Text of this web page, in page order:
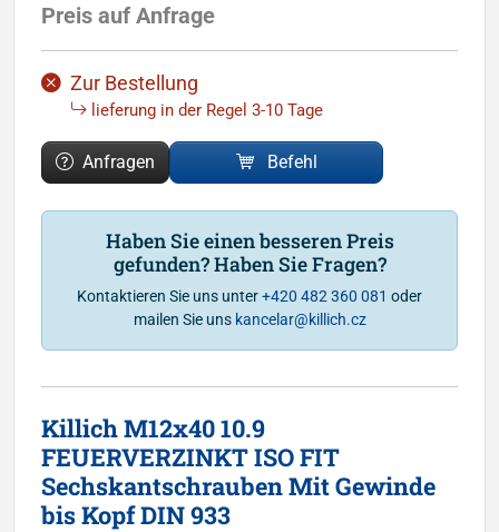
Preis auf Anfrage
Zur Bestellung
lieferung in der Regel 3-10 Tage
Anfragen Befehl
Haben Sie einen besseren Preis
gefunden? Haben Sie Fragen?
Kontaktieren Sie uns unter+420 482 360 081 oder
mailen Sie uns kancelar@killich.cz
Killich M12x40 10.9
FEUERVERZINKT ISO FIT
Sechskantschrauben Mit Gewinde
bis Kopf DIN 933